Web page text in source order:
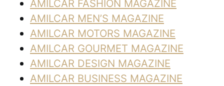
AMILCAR FASHION MAGAZINE
AMILCAR MEN’S MAGAZINE
AMILCAR MOTORS MAGAZINE
AMILCAR GOURMET MAGAZINE
AMILCAR DESIGN MAGAZINE
AMILCAR BUSINESS MAGAZINE